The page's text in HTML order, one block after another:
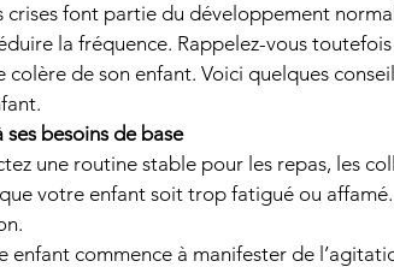
crises font partie du développement
la fréquence. Rappelez-vous
colère de son enfant. Voici quelques
ses besoins de base
une routine stable pour les repas, les
votre enfant soit trop fatigué ou
enfant commence à manifester de